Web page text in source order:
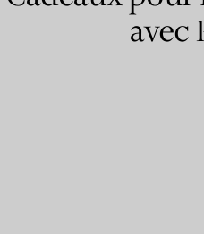
avec